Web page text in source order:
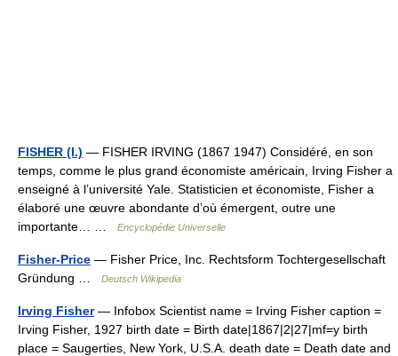
FISHER (I.) — FISHER IRVING (1867 1947) Considéré, en son
temps, comme le plus grand économiste américain, Irving Fisher a
enseigné à l’université Yale. Statisticien et économiste, Fisher a
élaboré une œuvre abondante d’où émergent, outre une
importante… …
Encyclopédie Universelle
Fisher-Price — Fisher Price, Inc. Rechtsform Tochtergesellschaft
Gründung …
Deutsch Wikipedia
Irving Fisher— Infobox Scientist name = Irving Fisher caption =
Irving Fisher, 1927 birth date = Birth date|1867|2|27|mf=y birth
place = Saugerties, New York, U.S.A. death date = Death date and